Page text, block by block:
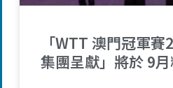
「WTT 澳門冠軍
集團呈獻」將於 9